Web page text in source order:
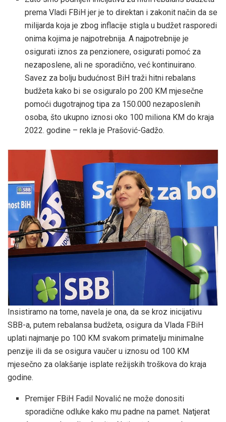
prema Vladi FBiH jer je to direktan i zakonit način da se
milijarda koja je zbog inflacije stigla u budžet rasporedi
onima kojima je najpotrebnija. A najpotrebnije je
osigurati iznos za penzionere, osigurati pomoć za
nezaposlene, ali ne sporadično, već kontinuirano.
Savez za bolju budućnost BiH traži hitni rebalans
budžeta kako bi se osiguralo po 200 KM mjesečne
pomoći dugotrajnog tipa za 150.000 nezaposlenih
osoba, što ukupno iznosi oko 100 miliona KM do kraja
2022. godine – rekla je Prašović-Gadžo.
Insistiramo na tome, navela je ona, da se kroz inicijativu
SBB-a, putem rebalansa budžeta, osigura da Vlada FBiH
uplati najmanje po 100 KM svakom primatelju minimalne
penzije ili da se osigura vaučer u iznosu od 100 KM
mjesečno za olakšanje isplate režijskih troškova do kraja
godine.
Premijer FBiH Fadil Novalić ne može donositi
sporadične odluke kako mu padne na pamet. Natjerat